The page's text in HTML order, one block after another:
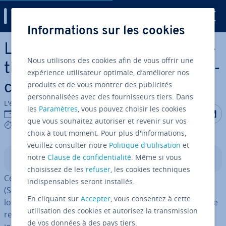
Aller au contenu principal
Le SEO local : comment fonc­
tionne la stratégie de ré­fé­ren­
ce­ment local ?
L'équipe édi­to­riale IONOS
08/05/2025
9 mins
Partager
Sommaire
Ce que l’on appelle leLocal Search Engine Op­ti­mi­za­tion
(SEO), l’op­ti­mi­sa­tion pour les moteurs de recherche
locaux, est de plus en plus mis en avant. Qu’il s’agisse de
res­tau­rants à Paris, d’avocats à Lyon ou du magasin de
Informations sur les cookies
Nous utilisons des cookies afin de vous offrir une
expérience utilisateur optimale, d’améliorer nos
produits et de vous montrer des publicités
personnalisées avec des fournisseurs tiers. Dans
les Paramètres, vous pouvez choisir les cookies
que vous souhaitez autoriser et revenir sur vos
choix à tout moment. Pour plus d'informations,
veuillez consulter notre Politique d'utilisation et
notreClause de confidentialité. Même si vous
choisissez de les refuser, les cookies techniques
indispensables seront installés.
En cliquant surAccepter, vous consentez à cette
utilisation des cookies et autorisez la transmission
de vos données à des pays tiers.